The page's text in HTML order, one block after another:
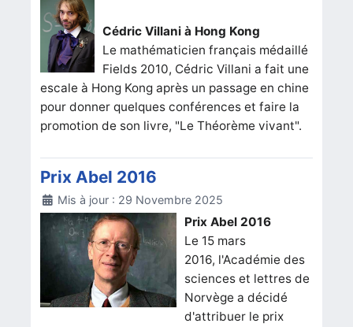
Cédric Villani à Hong Kong
Le mathématicien français médaillé
Fields 2010, Cédric Villani a fait une
escale à Hong Kong après un passage en chine
pour donner quelques conférences et faire la
promotion de son livre, "Le Théorème vivant".
Prix Abel 2016
DétailsMis à jour : 29 Novembre 2025
Prix Abel 2016
Le 15 mars
2016, l'Académie des
sciences et lettres de
Norvège a décidé
d'attribuer le prix